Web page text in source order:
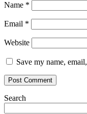
Name *
Email *
Website
Save my name,
Search